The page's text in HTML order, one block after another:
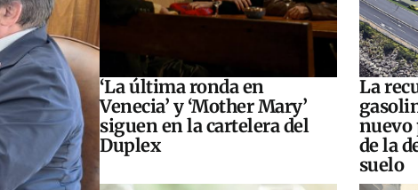
‘La última ronda en
Venecia’ y ‘Mother Mary’
siguen en la cartelera del
Duplex
La
nuevo
de la
suelo